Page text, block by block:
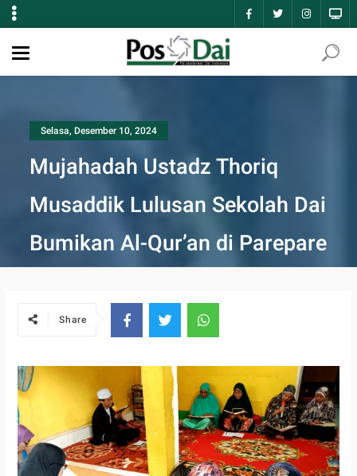
Selasa, Desember 10, 2024
Mujahadah Ustadz Thoriq
Musaddik Lulusan Sekolah Dai
Bumikan Al-Qur’an di Parepare
Share